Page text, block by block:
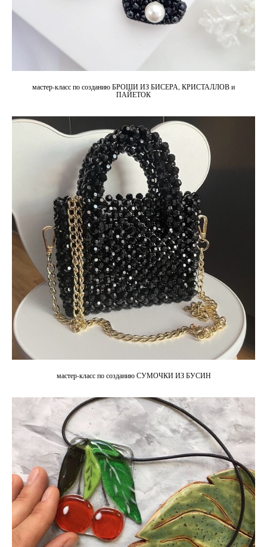
мастер-класс по созданию БРОШИ ИЗ БИСЕРА, КРИСТАЛЛОВ и
ПАЙЕТОК
мастер-класс по созданию СУМОЧКИ ИЗ БУСИН